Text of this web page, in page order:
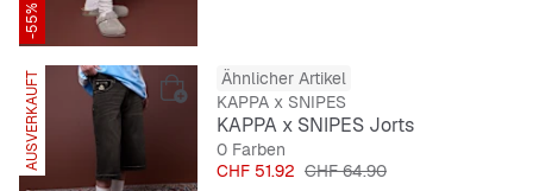
-55%
AUSVERKAUFTSNIPES EXKLUSIV
Ähnlicher Artikel
KAPPA x SNIPES
KAPPA x SNIPES Jorts
0 Farben
Preis
CHF 51.92 Originalpreis
CHF 64.90